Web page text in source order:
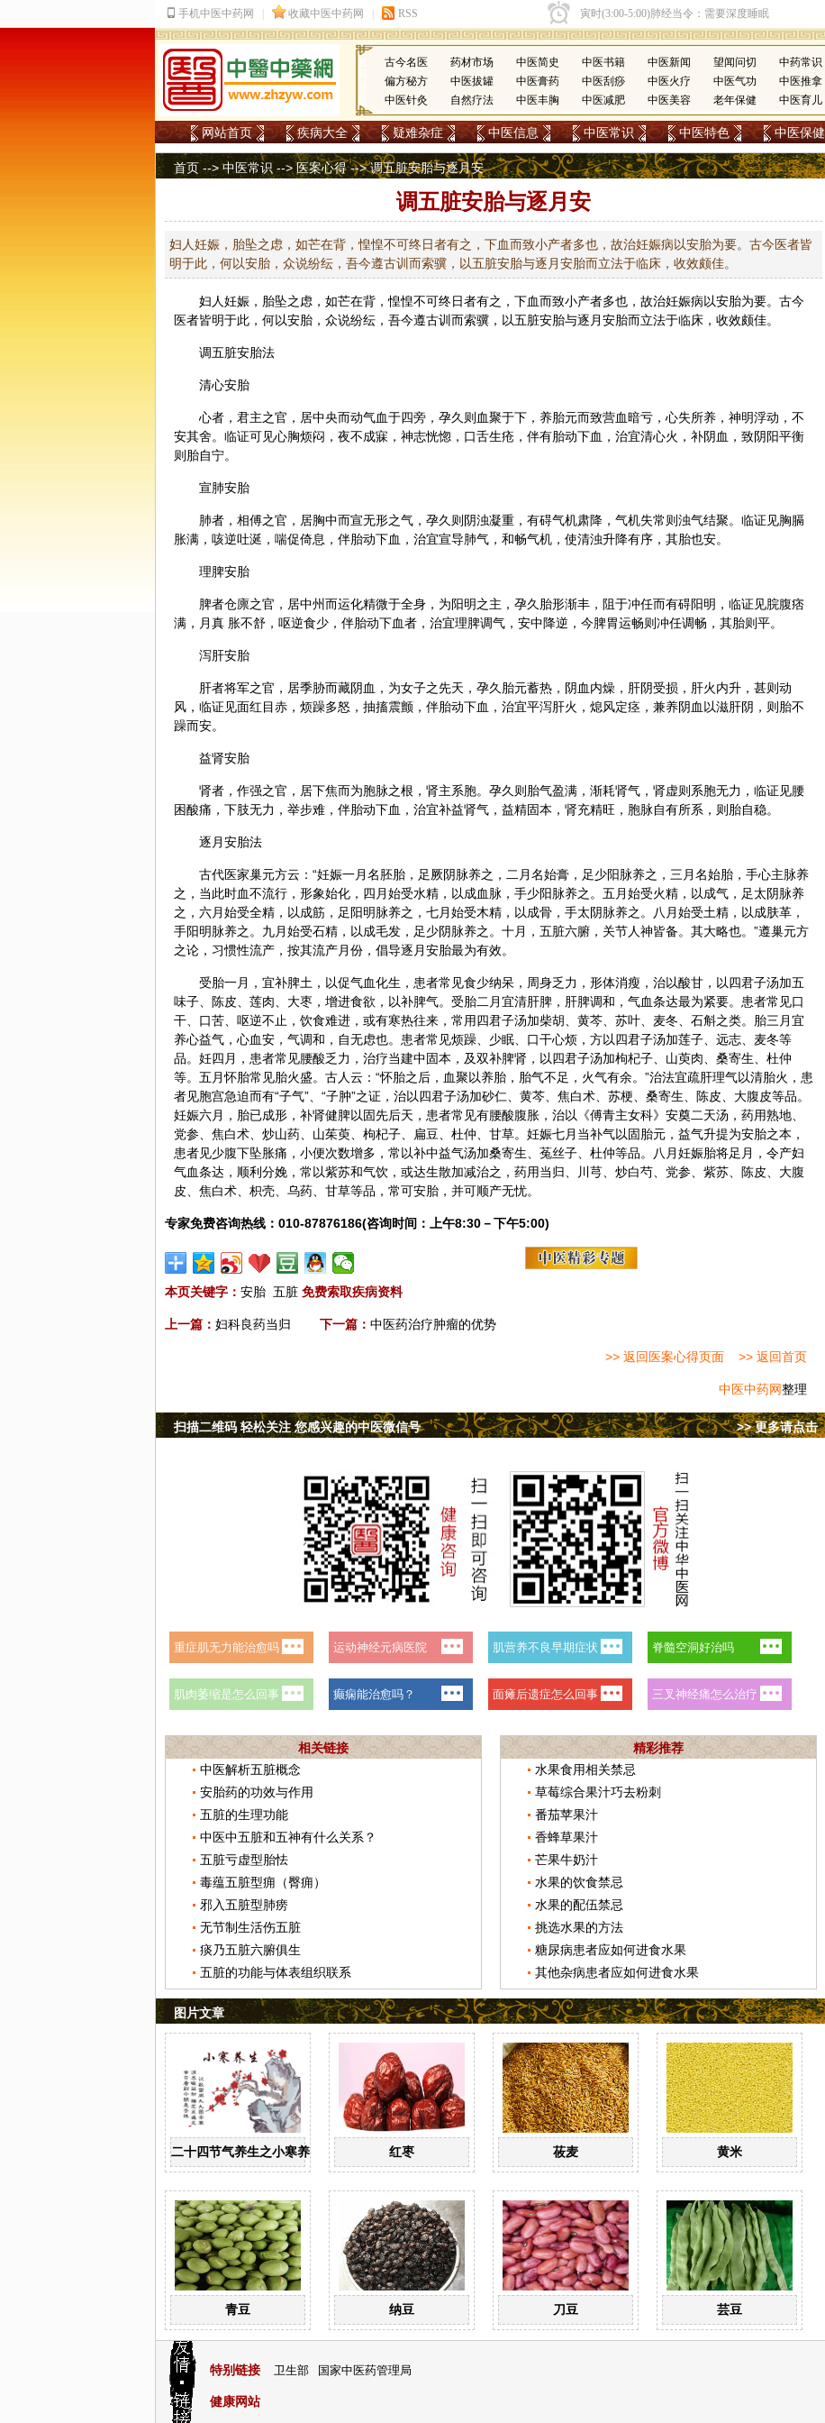
古今名医 药材市场 中医简史 中医书籍 中医新闻 望闻问切 中药常识
偏方秘方
中医拔罐 中医膏药 中医刮痧 中医火疗 中医气功 中医推拿
中医针灸
自然疗法 中医丰胸 中医减肥 中医美容 老年保健 中医育儿
网站首页 疾病大全 疑难杂症 中医信息 中医常识 中医特色 中医保健
首页 -->中医常识 -->医案心得--> 调五脏安胎与逐月安
调五脏安胎与逐月安
妇人妊娠，胎坠之虑，如芒在背，惶惶不可终日者有之，下血而致小产者多也，故治妊娠病以安胎为要。古今医者皆
明于此，何以安胎，众说纷纭，吾今遵古训而索骥，以五脏安胎与逐月安胎而立法于临床，收效颇佳。
妇人妊娠，胎坠之虑，如芒在背，惶惶不可终日者有之，下血而致小产者多也，故治妊娠病以安胎为要。古今
医者皆明于此，何以安胎，众说纷纭，吾今遵古训而索骥，以五脏安胎与逐月安胎而立法于临床，收效颇佳。
调五脏安胎法
清心安胎
心者，君主之官，居中央而动气血于四旁，孕久则血聚于下，养胎元而致营血暗亏，心失所养，神明浮动，不
安其舍。临证可见心胸烦闷，夜不成寐，神志恍惚，口舌生疮，伴有胎动下血，治宜清心火，补阴血，致阴阳平衡
则胎自宁。
宣肺安胎
肺者，相傅之官，居胸中而宣无形之气，孕久则阴浊凝重，有碍气机肃降，气机失常则浊气结聚。临证见胸膈
胀满，咳逆吐涎，喘促倚息，伴胎动下血，治宜宣导肺气，和畅气机，使清浊升降有序，其胎也安。
理脾安胎
脾者仓廪之官，居中州而运化精微于全身，为阳明之主，孕久胎形渐丰，阻于冲任而有碍阳明，临证见脘腹痞
满，月真 胀不舒，呕逆食少，伴胎动下血者，治宜理脾调气，安中降逆，今脾胃运畅则冲任调畅，其胎则平。
泻肝安胎
肝者将军之官，居季胁而藏阴血，为女子之先天，孕久胎元蓄热，阴血内燥，肝阴受损，肝火内升，甚则动
风，临证见面红目赤，烦躁多怒，抽搐震颤，伴胎动下血，治宜平泻肝火，熄风定痉，兼养阴血以滋肝阴，则胎不
躁而安。
益肾安胎
肾者，作强之官，居下焦而为胞脉之根，肾主系胞。孕久则胎气盈满，渐耗肾气， 肾虚则系胞无力，临证见腰
困酸痛，下肢无力，举步难，伴胎动下血，治宜补益肾气，益精固本，肾充精旺，胞脉自有所系，则胎自稳。
逐月安胎法
古代医家巢元方云：“妊娠一月名胚胎，足厥阴脉养之，二月名始膏，足少阳脉养之，三月名始胎，手心主脉养
之，当此时血不流行，形象始化，四月始受水精，以成血脉，手少阳脉养之。五月始受火精，以成气，足太阴脉养
之，六月始受全精，以成筋，足阳明脉养之，七月始受木精，以成骨，手太阴脉养之。八月始受土精，以成肤革，
手阳明脉养之。九月始受石精，以成毛发，足少阴脉养之。十月，五脏六腑，关节人神皆备。其大略也。”遵巢元方
之论，习惯性流产，按其流产月份，倡导逐月安胎最为有效。
受胎一月，宜补脾土，以促气血化生，患者常见食少纳呆，周身乏力，形体消瘦，治以酸甘，以四君子汤加五
味子、
陈皮 莲肉 大枣 ，增进食欲，以补脾气。受胎二月宜清肝脾，肝脾调和，气血条达最为紧要。患者常见口
干、口苦、呕逆不止，饮食难进，或有寒热往来，常用四君子汤加柴胡、黄芩、苏叶、 麦冬 石斛之类。胎三月宜
养心益气，心血安，气调和，自无虑也。患者常见烦躁、少眠、口干心烦，方以四君子汤加莲子 远志 、麦冬等
品。妊四月，患者常见腰酸乏力，治疗当建中固本，及双补脾肾，以四君子汤加枸杞子、山萸肉、桑寄生、 杜仲
等。五月怀胎常见胎火盛。古人云：“怀胎之后，血聚以养胎，胎气不足，火气有余。”治法宜疏肝理气以清胎火，患
者见胞宫急迫而有“子气”、“子肿”之证，治以四君子汤加砂仁 、黄芩、焦白术 、苏梗、桑寄生、陈皮、 大腹皮等品。
妊娠六月，胎已成形，补肾健脾以固先后天，患者常见有腰酸腹胀，治以《傅青主女科》安奠二天汤，药用熟地、
党参 、焦白术、炒山药 山茱萸 、枸杞子、扁豆、杜仲、 甘草。妊娠七月当补气以固胎元，益气升提为安胎之本，
患者见少腹下坠胀痛，小便次数增多，常以补中益气汤加桑寄生、 菟丝子 、杜仲等品。八月妊娠胎将足月，令产妇
气血条达，顺利分娩，常以紫苏和气饮，或达生散加减治之，药用当归 川芎 、炒白芍 、党参、紫苏、陈皮、大腹
皮、焦白术、 枳壳 乌药 、甘草等品，常可安胎，并可顺产无忧。
专家免费咨询热线：010-87876186(咨询时间：上午8:30－下午5:00)
本页关键字： 安胎 五脏 免费索取疾病资料
上一篇： 妇科良药当归 下一篇： 中医药治疗肿瘤的优势
>> 返回医案心得页面 >> 返回首页
中医中药网整理
>> 更多请点击
扫描二维码 轻松关注 您感兴趣的中医微信号
相关链接
中医解析五脏概念
安胎药的功效与作用
五脏的生理功能
中医中五脏和五神有什么关系？
五脏亏虚型胎怯
毒蕴五脏型痈（臀痈）
邪入五脏型肺痨
无节制生活伤五脏
痰乃五脏六腑俱生
五脏的功能与体表组织联系
精彩推荐
水果食用相关禁忌
草莓综合果汁巧去粉刺
番茄苹果汁
香蜂草果汁
芒果牛奶汁
水果的饮食禁忌
水果的配伍禁忌
挑选水果的方法
糖尿病患者应如何进食水果
其他杂病患者应如何进食水果
图片文章
二十四节气养生之小寒养生 红枣 莜麦 黄米
青豆 纳豆 刀豆 芸豆
特别链接 卫生部 国家中医药管理局
健康网站